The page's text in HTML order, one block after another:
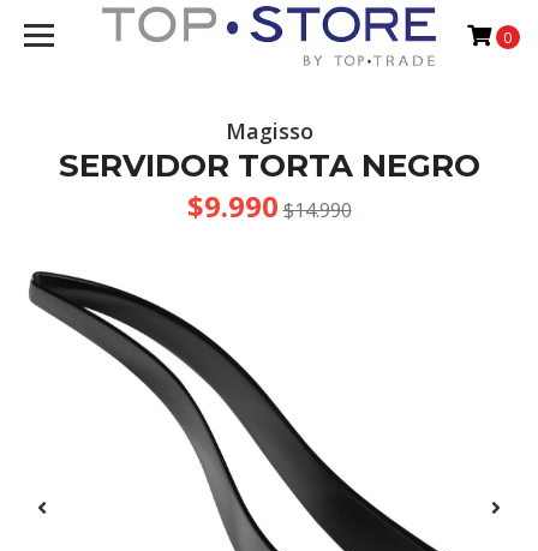
0
Magisso
SERVIDOR TORTA NEGRO
$9.990 $14.990